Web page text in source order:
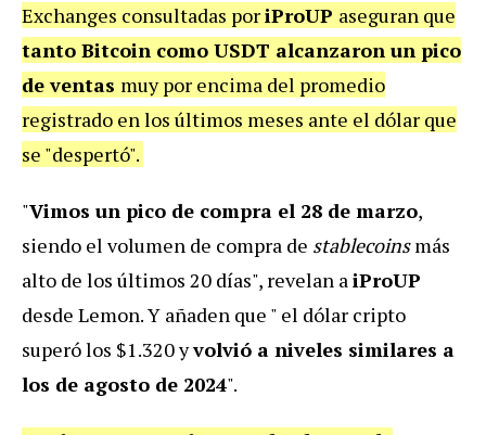
Exchanges consultadas poriProUP aseguran que
tanto Bitcoin como USDT alcanzaron un pico
de ventas muy por encima del promedio
registrado en los últimos meses ante el dólar que
se "despertó".
"Vimos un pico de compra el 28 de marzo,
siendo el volumen de compra de stablecoinsmás
alto de los últimos 20 días", revelan a iProUP
desde Lemon. Y añaden que " el dólar cripto
superó los $1.320 yvolvió a niveles similares a
los de agosto de 2024".